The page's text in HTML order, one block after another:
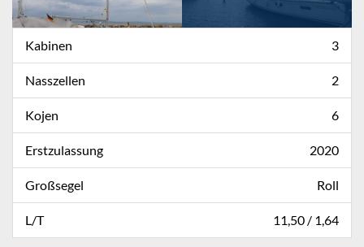
Kabinen 3
Nasszellen 2
Kojen 6
Erstzulassung 2020
Großsegel Roll
L/T 11,50 / 1,64